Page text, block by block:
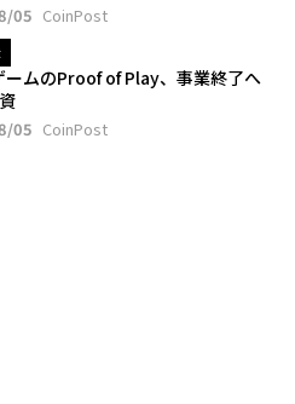
05 CoinPost
ームのProof of Play、事業終了へ
05 CoinPost